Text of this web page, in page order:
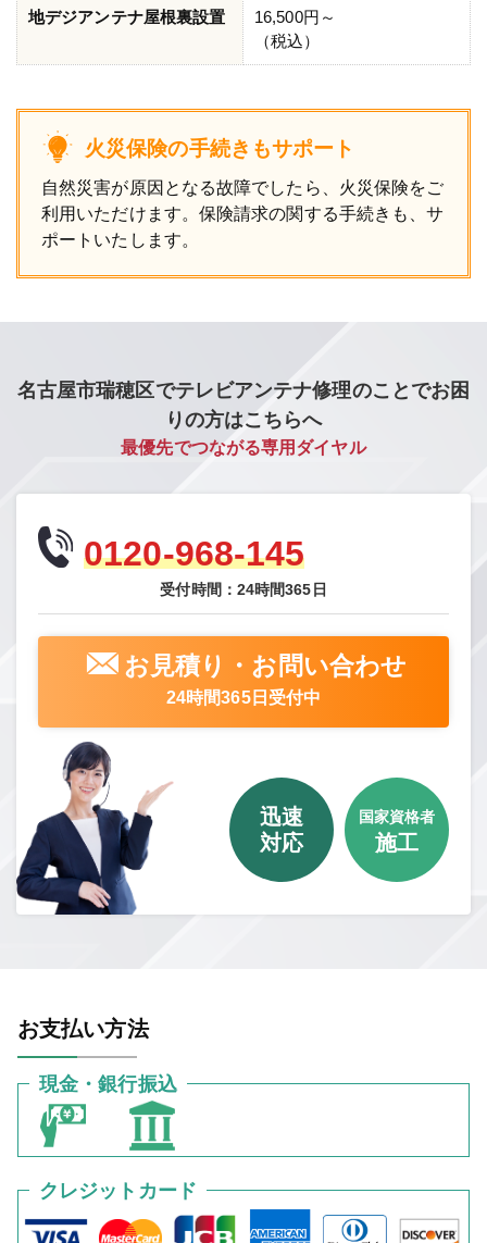
地デジアンテナ屋根裏設置
16,500円～
（税込）
火災保険の手続きもサポート
自然災害が原因となる故障でしたら、火災保険をご
利用いただけます。保険請求の関する手続きも、サ
ポートいたします。
名古屋市瑞穂区でテレビアンテナ修理のことでお困
りの方はこちらへ
最優先でつながる専用ダイヤル
0120-968-145
受付時間：24時間365日
お見積り・お問い合わせ
24時間365日受付中
迅速
対応
国家資格者
施工
お支払い方法
現金・銀行振込
クレジットカード